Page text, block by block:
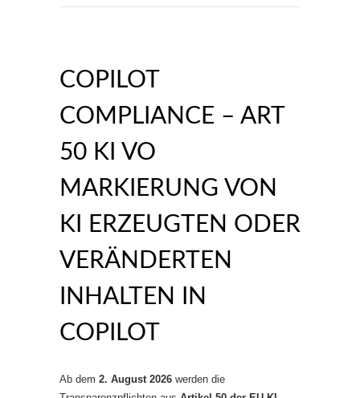
COPILOT
COMPLIANCE – ART
50 KI VO
MARKIERUNG VON
KI ERZEUGTEN ODER
VERÄNDERTEN
INHALTEN IN
COPILOT
Ab dem 2. August 2026 werden die